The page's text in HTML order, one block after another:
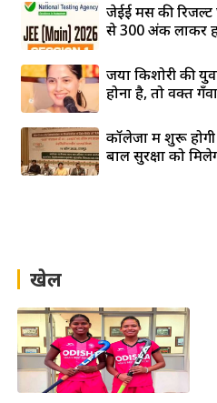
जेईई मेंस की रिजल्ट
से 300 अंक लाकर
जया किशोरी की
होना है, तो वक्त
कॉलेजों में शुरू होगी
बाल सुरक्षा को
खेल